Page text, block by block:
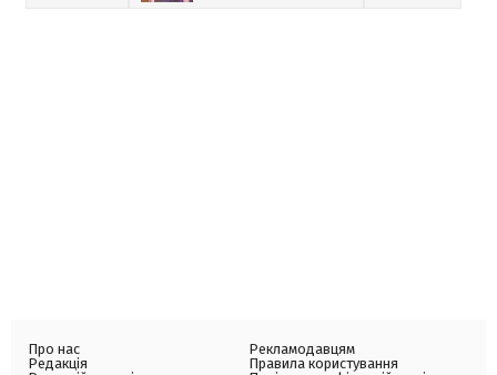
Про нас
Редакція
Рекламодавцям
Правила користування